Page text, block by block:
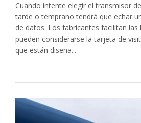
Cuando intente elegir el transmisor
tarde o temprano tendrá que echar
de datos. Los fabricantes facilitan
pueden considerarse la tarjeta de
que están diseña...